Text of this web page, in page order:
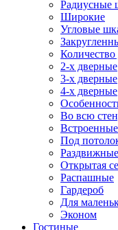
Радиусные
Широкие
Угловые
Количество
2-х дверные
3-х дверные
4-х дверные
Во всю
Под
Открытая
Распашные
Гардероб
Для
Эконом
Гостиные